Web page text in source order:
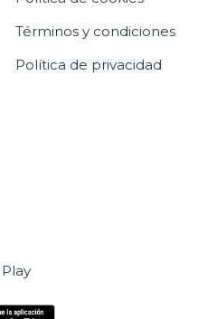
Términos y condiciones
Política de privacidad